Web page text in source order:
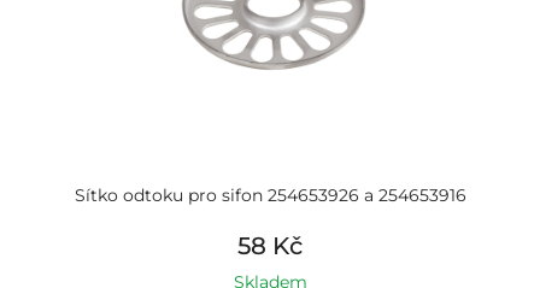
Sítko odtoku pro sifon 254653926 a 254653916
58 Kč
Skladem